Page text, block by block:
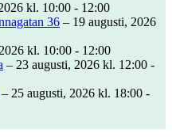
kl. 10:00 - 12:00
36 – 19 augusti, 2026
kl. 10:00 - 12:00
– 23 augusti, 2026 kl. 12:00 -
– 25 augusti, 2026 kl. 18:00 -